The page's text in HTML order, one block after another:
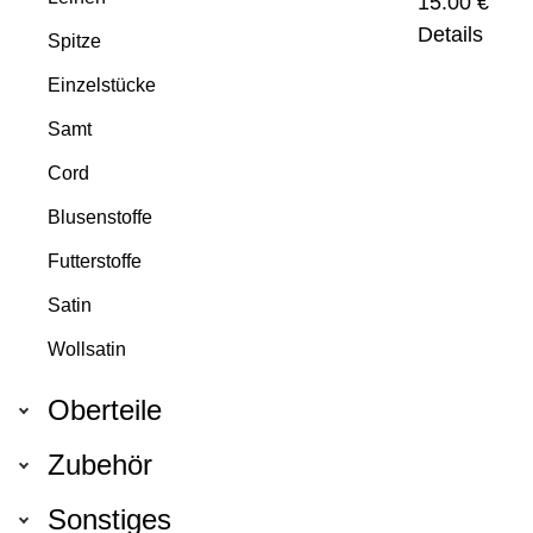
Spitze
Einzelstücke
Samt
Cord
Blusenstoffe
Futterstoffe
Satin
Wollsatin
Oberteile
Zubehör
Sonstiges
Details